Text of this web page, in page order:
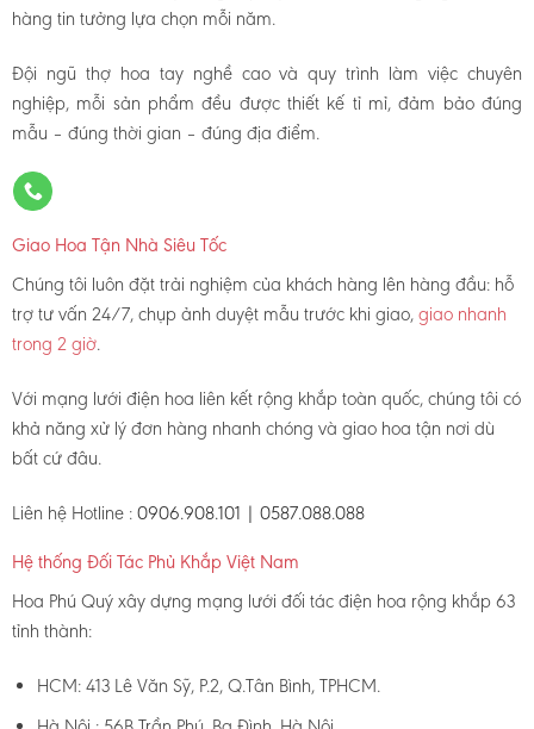
hàng tin tưởng lựa chọn mỗi năm.
Đội ngũ thợ hoa tay nghề cao và quy trình làm việc chuyên
nghiệp, mỗi sản phẩm đều được thiết kế tỉ mỉ, đảm bảo đúng
mẫu – đúng thời gian – đúng địa điểm.
Giao Hoa Tận Nhà Siêu Tốc
Chúng tôi luôn đặt trải nghiệm của khách hàng lên hàng đầu: hỗ
trợ tư vấn 24/7, chụp ảnh duyệt mẫu trước khi giao,giao nhanh
trong 2 giờ.
Với mạng lưới điện hoa liên kết rộng khắp toàn quốc, chúng tôi có
khả năng xử lý đơn hàng nhanh chóng và giao hoa tận nơi dù
bất cứ đâu.
Liên hệ Hotline : 0906.908.101 | 0587.088.088
Hệ thống Đối Tác Phủ Khắp Việt Nam
Hoa Phú Quý xây dựng mạng lưới đối tác điện hoa rộng khắp 63
tỉnh thành:
HCM: 413 Lê Văn Sỹ, P.2, Q.Tân Bình, TPHCM.